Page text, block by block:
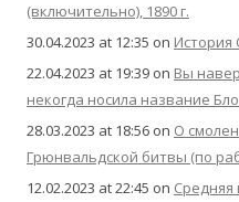
(включительно), 1890 г.
30.04.2023 at 12:35 on История
22.04.2023 at 19:39 on Вы
некогда носила название
28.03.2023 at 18:56 on О
Грюнвальдской битвы (по
12.02.2023 at 22:45 on